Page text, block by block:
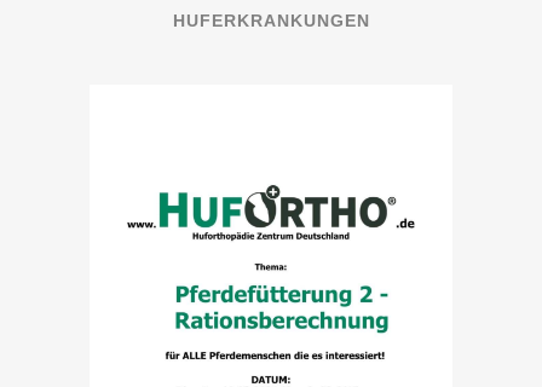
HUFERKRANKUNGEN